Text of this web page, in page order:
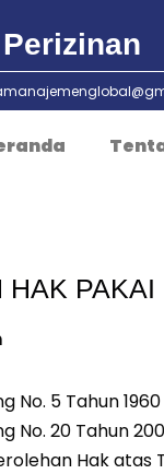
HAK
No. 5 Tahun
No. 20 Tahun
Hak atas